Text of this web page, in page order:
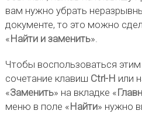
вам нужно убрать
документе, то это можно
«Найти и заменить».
Чтобы воспользоваться
сочетание клавиш Ctrl-H или
«Заменить» на вкладке «
меню в поле «Найти» нужно